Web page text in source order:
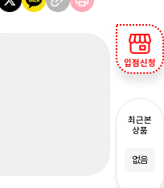
입점신청
최근본
상품
없음